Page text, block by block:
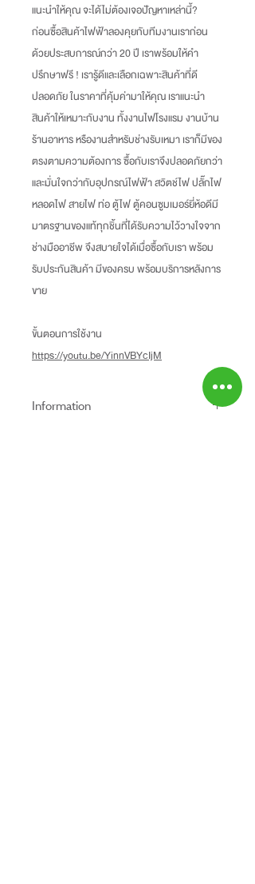
แนะนำให้คุณ จะได้ไม่ต้องเจอปัญหาเหล่านี้?
ก่อนซื้อสินค้าไฟฟ้าลองคุยกับทีมงานเราก่อน
ด้วยประสบการณ์กว่า20ปี เราพร้อมให้คำ
ปรึกษาฟรี! เรารู้ดีและเลือกเฉพาะสินค้าที่ดี
ปลอดภัย ในราคาที่คุ้มค่ามาให้คุณ เราแนะนำ
สินค้าให้เหมาะกับงาน ทั้งงานไฟโรงแรม งานบ้าน
ร้านอาหาร หรืองานสำหรับช่างรับเหมา เราก็มีของ
ตรงตามความต้องการ ซื้อกับเราจึงปลอดภัยกว่า
และมั่นใจกว่ากับอุปกรณ์ไฟฟ้า สวิตช์ไฟ ปลั๊กไฟ
หลอดไฟ สายไฟ ท่อ ตู้ไฟ ตู้คอนซูมเมอร์ยี่ห้อดีมี
มาตรฐานของแท้ทุกชิ้นที่ได้รับความไว้วางใจจาก
ช่างมืออาชีพ จึงสบายใจได้เมื่อซื้อกับเรา พร้อม
รับประกันสินค้า มีของครบ พร้อมบริการหลังการ
ขาย
ขั้นตอนการใช้งาน
https://youtu.be/YinnVBYcIjM
Information